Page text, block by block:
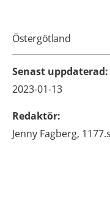
Östergötland
Senast uppdaterad:
2023-01-13
Redaktör:
Jenny Fagberg,